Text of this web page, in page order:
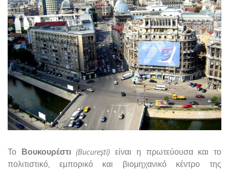
Το Βουκουρέστι (Bucureşti) είναι η πρωτεύουσα και το
πολιτιστικό, εμπορικό και βιομηχανικό κέντρο της